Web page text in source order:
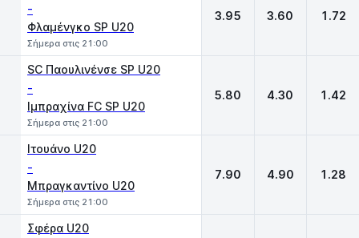
-
Φλαμένγκο SP U20
Σήμερα στις 21:00
3.95 3.60 1.72
SC Παουλινένσε SP U20
-
Ιμπραχίνα FC SP U20
Σήμερα στις 21:00
5.80 4.30 1.42
Ιτουάνο U20
-
Μπραγκαντίνο U20
Σήμερα στις 21:00
7.90 4.90 1.28
Σφέρα U20